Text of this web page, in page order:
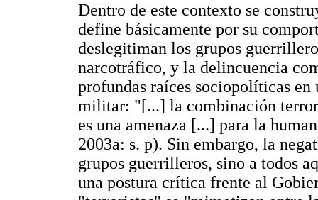
Dentro de este contexto se
define básicamente por su
deslegitiman los grupos
narcotráfico, y la delincuencia
profundas raíces sociopolíticas
militar: "[...] la combinación
es una amenaza [...] para la
2003a: s. p). Sin embargo, la
grupos guerrilleros, sino a todos
una postura crítica frente al